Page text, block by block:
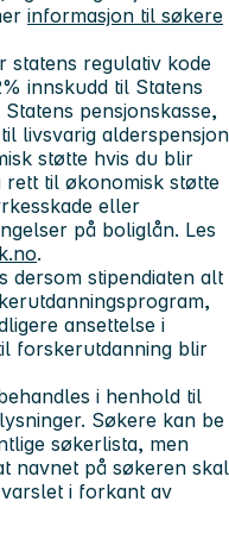
informasjon til søkere
statens regulativ kode
innskudd til Statens
pensjonskasse,
livsvarig alderspensjon
støtte hvis du blir
til økonomisk støtte
eller
på boliglån. Les
.
dersom stipendiaten alt
ansettelse i
forskerutdanning blir
i henhold til
Søkere kan be
søkerlista, men
navnet på søkeren skal
i forkant av